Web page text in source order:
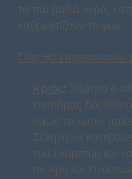
τα πιο βαθιά νερά,
καθρεφτίζουν το φως.
Πώς θα επηρεαστούν
Κριός: Σήμερα ο
κινητήρας
όμως το τιμόνι
Σελήνη να
του Σκορπιού και
σε Άρη και